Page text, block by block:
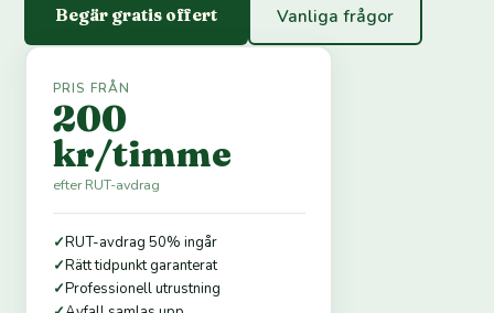
Begär gratis offert Vanliga frågor
PRIS FRÅN
200
kr/timme
efter RUT-avdrag
✓RUT-avdrag 50% ingår
✓Rätt tidpunkt garanterat
✓Professionell utrustning